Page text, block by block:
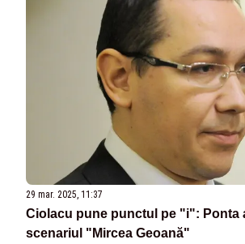
29 mar. 2025, 11:37
Ciolacu pune punctul pe "i": Ponta
scenariul "Mircea Geoană"